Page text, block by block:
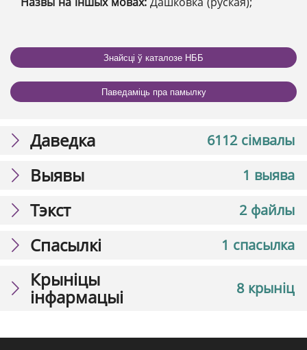
Знайсці ў каталозе НББ
Паведаміць пра памылку
6112 сімвалы
Даведка
1 выява
Выявы
2 файлы
Тэкст
1 спасылка
Спасылкі
8 крыніц
Крыніцы
інфармацыі